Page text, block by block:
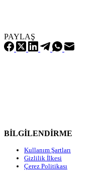
PAYLAŞ
BİLGİLENDİRME
Kullanım Şartları
Gizlilik İlkesi
Çerez Politikası